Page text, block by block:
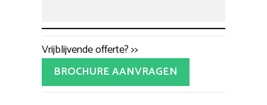
Vrijblijvende offerte? >>
BROCHURE AANVRAGEN